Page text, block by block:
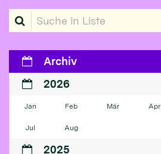
Suche in Liste
Archiv
2026
Jan Feb Mär Apr
Jul Aug
2025